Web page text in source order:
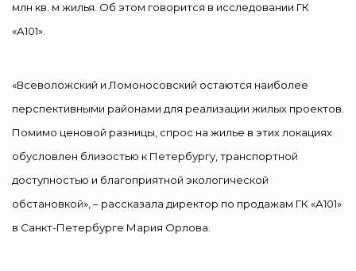
млн кв. м жилья. Об этом говорится в исследовании ГК
«А101».
«Всеволожский и Ломоносовский остаются наиболее
перспективными районами для реализации жилых проектов.
Помимо ценовой разницы, спрос на жилье в этих локациях
обусловлен близостью к Петербургу, транспортной
доступностью и благоприятной экологической
обстановкой», – рассказала директор по продажам ГК «А101»
в Санкт-Петербурге Мария Орлова.